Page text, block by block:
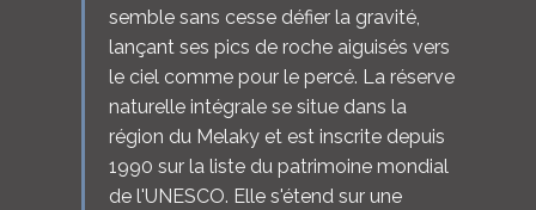
semble sans cesse défier la gravité,
lançant ses pics de roche aiguisés vers
le ciel comme pour le percé. La réserve
naturelle intégrale se situe dans la
région du Melaky et est inscrite depuis
1990 sur la liste du patrimoine mondial
de l'UNESCO. Elle s'étend sur une